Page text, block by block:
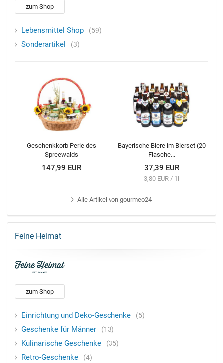
zum Shop
Lebensmittel Shop 59
Sonderartikel 3
Geschenkkorb Perle des
Spreewalds
147,99 EUR
Bayerische Biere im Bierset (20
Flasche...
37,39 EUR
3,80 EUR / 1l
AlleArtikel von gourmeo24
Feine Heimat
zum Shop
Einrichtung und Deko-Geschenke 5
Geschenke für Männer 13
Kulinarische Geschenke 35
Retro-Geschenke 4